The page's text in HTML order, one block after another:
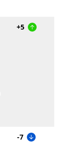
+5
-7